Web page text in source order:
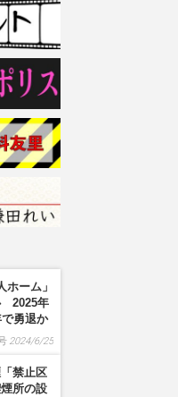
ーム」
2025年
勇退か
2024/6/25
禁止区
所の設